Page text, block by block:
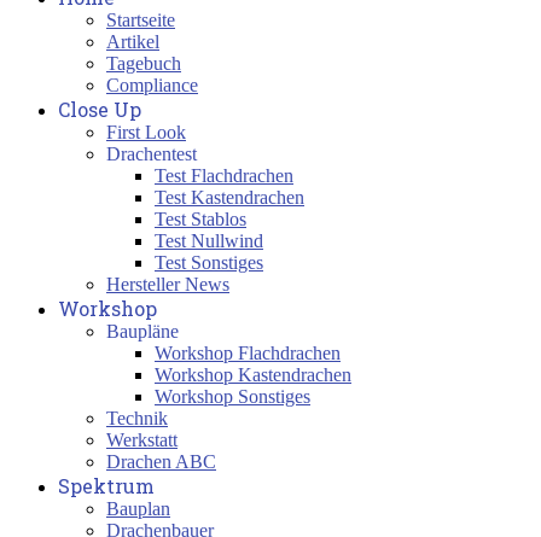
Startseite
Artikel
Tagebuch
Compliance
Close Up
First Look
Drachentest
Test Flachdrachen
Test Kastendrachen
Test Stablos
Test Nullwind
Test Sonstiges
Hersteller News
Workshop
Baupläne
Workshop Flachdrachen
Workshop Kastendrachen
Workshop Sonstiges
Technik
Werkstatt
Drachen ABC
Spektrum
Bauplan
Drachenbauer